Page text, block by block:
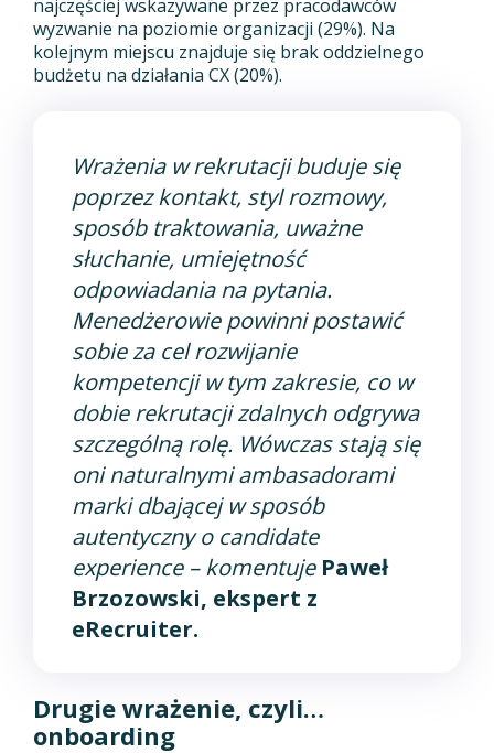
najczęściej wskazywane przez pracodawców
wyzwanie na poziomie organizacji (29%). Na
kolejnym miejscu znajduje się brak oddzielnego
budżetu na działania CX (20%).
Wrażenia w rekrutacji buduje się
poprzez kontakt, styl rozmowy,
sposób traktowania, uważne
słuchanie, umiejętność
odpowiadania na pytania.
Menedżerowie powinni postawić
sobie za cel rozwijanie
kompetencji w tym zakresie, co w
dobie rekrutacji zdalnych odgrywa
szczególną rolę. Wówczas stają się
oni naturalnymi ambasadorami
marki dbającej w sposób
autentyczny o candidate
experience– komentuje Paweł
Brzozowski, ekspert z
eRecruiter.
Drugie wrażenie, czyli…
onboarding